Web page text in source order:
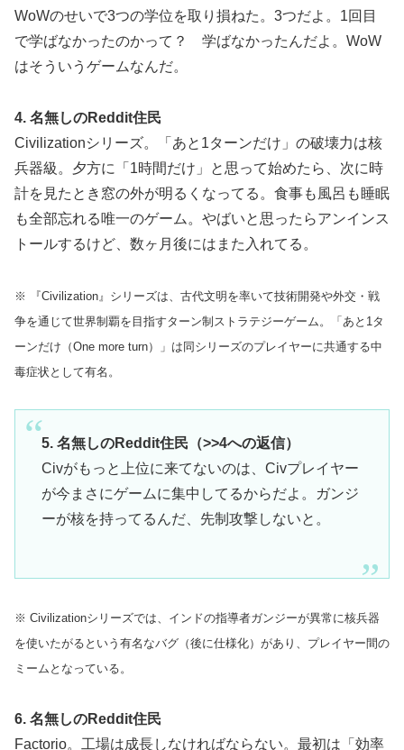
WoWのせいで3つの学位を取り損ねた。3つだよ。1回目
で学ばなかったのかって？ 学ばなかったんだよ。WoW
はそういうゲームなんだ。
4. 名無しのReddit住民
Civilizationシリーズ。「あと1ターンだけ」の破壊力は核
兵器級。夕方に「1時間だけ」と思って始めたら、次に時
計を見たとき窓の外が明るくなってる。食事も風呂も睡眠
も全部忘れる唯一のゲーム。やばいと思ったらアンインス
トールするけど、数ヶ月後にはまた入れてる。
※ 『Civilization』シリーズは、古代文明を率いて技術開発や外交・戦
争を通じて世界制覇を目指すターン制ストラテジーゲーム。「あと1タ
ーンだけ（One more turn）」は同シリーズのプレイヤーに共通する中
毒症状として有名。
5. 名無しのReddit住民（>>4への返信）
Civがもっと上位に来てないのは、Civプレイヤー
が今まさにゲームに集中してるからだよ。ガンジ
ーが核を持ってるんだ、先制攻撃しないと。
※ Civilizationシリーズでは、インドの指導者ガンジーが異常に核兵器
を使いたがるという有名なバグ（後に仕様化）があり、プレイヤー間の
ミームとなっている。
6. 名無しのReddit住民
Factorio。工場は成長しなければならない。最初は「効率